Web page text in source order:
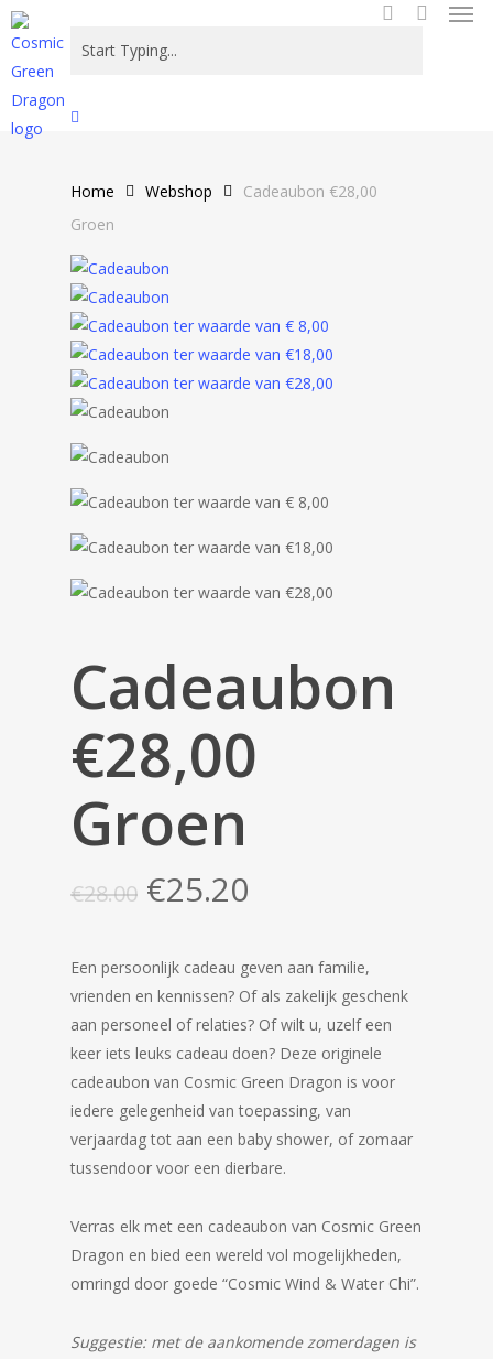
Skip
to
main
content
Close
Home Webshop
Cadeaubon €28,00
Groen
Cadeaubon
€28,00
Groen
€28.00 Oorspronkelijke
was:
€28.00.
€25.20
is:
€25.20.
Een persoonlijk cadeau geven aan familie,
vrienden en kennissen? Of als zakelijk geschenk
aan personeel of relaties? Of wilt u, uzelf een
keer iets leuks cadeau doen? Deze originele
cadeaubon van Cosmic Green Dragon is voor
iedere gelegenheid van toepassing, van
verjaardag tot aan een baby shower, of zomaar
tussendoor voor een dierbare.
Verras elk met een cadeaubon van Cosmic Green
Dragon en bied een wereld vol mogelijkheden,
omringd door goede “Cosmic Wind & Water Chi”.
Suggestie: met de aankomende zomerdagen is